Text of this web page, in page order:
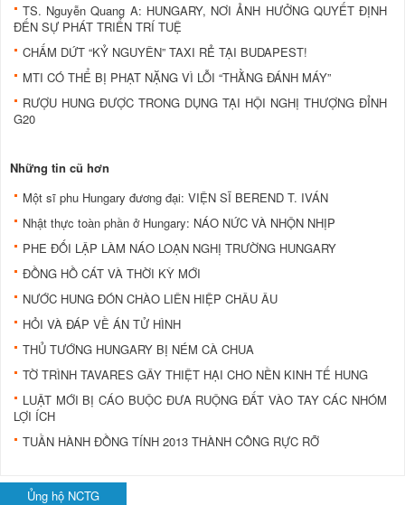
TS. Nguyễn Quang A: HUNGARY, NƠI ẢNH HƯỞNG QUYẾT ĐỊNH
ĐẾN SỰ PHÁT TRIỂN TRÍ TUỆ
CHẤM DỨT “KỶ NGUYÊN” TAXI RẺ TẠI BUDAPEST!
MTI CÓ THỂ BỊ PHẠT NẶNG VÌ LỖI “THẰNG ĐÁNH MÁY”
RƯỢU HUNG ĐƯỢC TRONG DỤNG TẠI HỘI NGHỊ THƯỢNG ĐỈNH
G20
Những tin cũ hơn
Một sĩ phu Hungary đương đại: VIỆN SĨ BEREND T. IVÁN
Nhật thực toàn phần ở Hungary: NÁO NỨC VÀ NHỘN NHỊP
PHE ĐỐI LẬP LÀM NÁO LOẠN NGHỊ TRƯỜNG HUNGARY
ĐỒNG HỒ CÁT VÀ THỜI KỲ MỚI
NƯỚC HUNG ĐÓN CHÀO LIÊN HIỆP CHÂU ÂU
HỎI VÀ ĐÁP VỀ ÁN TỬ HÌNH
THỦ TƯỚNG HUNGARY BỊ NÉM CÀ CHUA
TỜ TRÌNH TAVARES GÂY THIỆT HẠI CHO NỀN KINH TẾ HUNG
LUẬT MỚI BỊ CÁO BUỘC ĐƯA RUỘNG ĐẤT VÀO TAY CÁC NHÓM
LỢI ÍCH
TUẦN HÀNH ĐỒNG TÍNH 2013 THÀNH CÔNG RỰC RỠ
Ủng hộ NCTG